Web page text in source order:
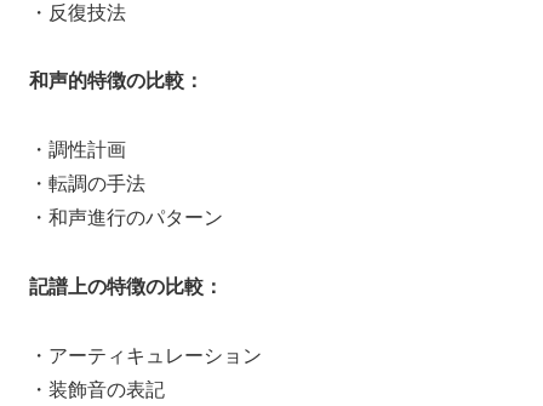
・反復技法
和声的特徴の比較：
・調性計画
・転調の手法
・和声進行のパターン
記譜上の特徴の比較：
・アーティキュレーション
・装飾音の表記